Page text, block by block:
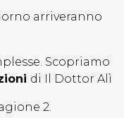
arriveranno
Scopriamo
di Il Dottor Alì
2.